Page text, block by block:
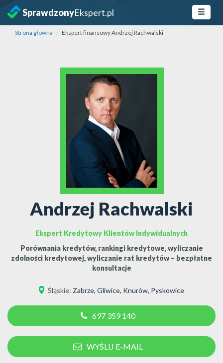
SprawdzonyEkspert.pl
Strona główna Ekspert finansowy Andrzej Rachwalski
Andrzej Rachwalski
Ekspert Kredytowy Klientów Indywidualnych
Porównania kredytów, rankingi kredytowe, wyliczanie
zdolności kredytowej, wyliczanie rat kredytów – bezpłatne
konsultacje
Śląskie: Zabrze, Gliwice, Knurów, Pyskowice
697 359 140
WYŚLIJ E-MAIL